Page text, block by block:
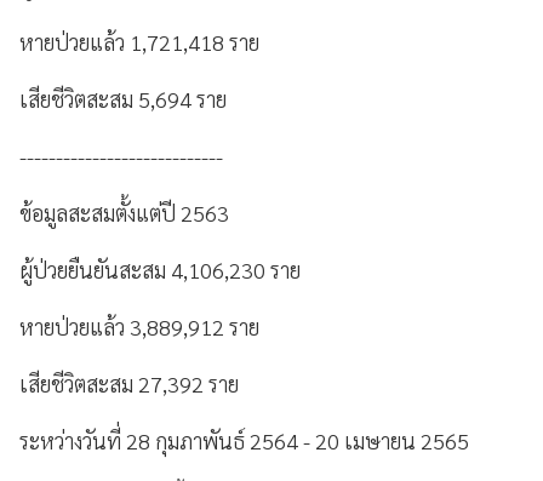
หายป่วยแล้ว 1,721,418 ราย
เสียชีวิตสะสม 5,694 ราย
----------------------------
ข้อมูลสะสมตั้งแต่ปี 2563
ผู้ป่วยยืนยันสะสม 4,106,230 ราย
หายป่วยแล้ว 3,889,912 ราย
เสียชีวิตสะสม 27,392 ราย
ระหว่างวันที่ 28 กุมภาพันธ์ 2564 - 20 เมษายน 2565